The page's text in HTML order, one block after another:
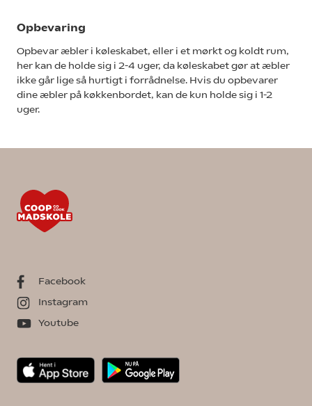
Opbevaring
Opbevar æbler i køleskabet, eller i et mørkt og koldt rum,
her kan de holde sig i 2-4 uger, da køleskabet gør at æbler
ikke går lige så hurtigt i forrådnelse. Hvis du opbevarer
dine æbler på køkkenbordet, kan de kun holde sig i 1-2
uger.
Facebook
Instagram
Youtube